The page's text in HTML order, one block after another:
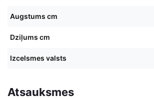
Augstums cm
Dziļums cm
Izcelsmes valsts
Atsauksmes